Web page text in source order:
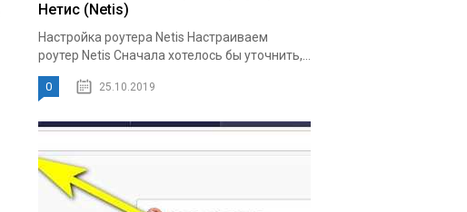
Нетис (Netis)
Настройка роутера Netis Настраиваем
роутер Netis Сначала хотелось бы уточнить,...
0 25.10.2019